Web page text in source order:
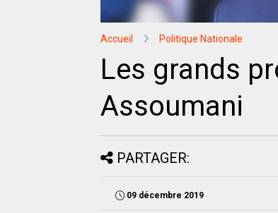
Accueil Politique Nationale
Les grands
Assoumani
PARTAGER:
09 décembre 2019